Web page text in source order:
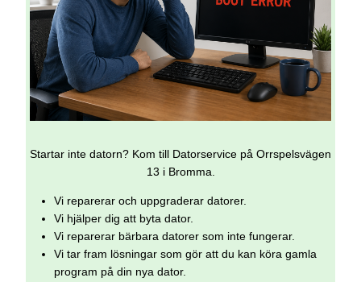
Startar inte datorn? Kom till Datorservice på Orrspelsvägen
13 i Bromma.
Vi reparerar och uppgraderar datorer.
Vi hjälper dig att byta dator.
Vi reparerar bärbara datorer som inte fungerar.
Vi tar fram lösningar som gör att du kan köra gamla
program på din nya dator.